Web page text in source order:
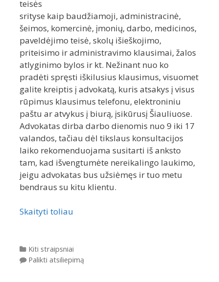
teisės
srityse kaip baudžiamoji, administracinė,
šeimos, komercinė, įmonių, darbo, medicinos,
paveldėjimo teisė, skolų išieškojimo,
priteisimo ir administravimo klausimai, žalos
atlyginimo bylos ir kt. Nežinant nuo ko
pradėti spręsti iškilusius klausimus, visuomet
galite kreiptis į advokatą, kuris atsakys į visus
rūpimus klausimus telefonu, elektroniniu
paštu ar atvykus į biurą, įsikūrusį Šiauliuose.
Advokatas dirba darbo dienomis nuo 9 iki 17
valandos, tačiau dėl tikslaus konsultacijos
laiko rekomenduojama susitarti iš anksto
tam, kad išvengtumėte nereikalingo laukimo,
jeigu advokatas bus užsiėmęs ir tuo metu
bendraus su kitu klientu.
Skaityti toliau
Kategorijos
Kiti straipsniai
Palikti atsiliepimą